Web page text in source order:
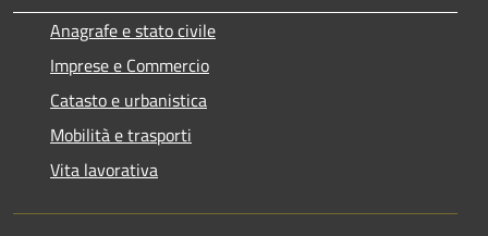
Anagrafe e stato civile
Imprese e Commercio
Catasto e urbanistica
Mobilità e trasporti
Vita lavorativa